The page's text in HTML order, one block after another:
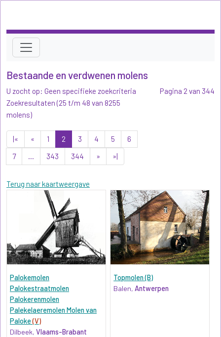
Bestaande en verdwenen molens
U zocht op: Geen specifieke zoekcriteria
Zoekresultaten (25 t/m 48 van 8255
molens)
|« « 1 2 3 4 5
6
7
... 343 344 » »|
Terug naar kaartweergave
Pagina 2 van 344
Palokemolen
Palokestraatmolen
Palokerenmolen
Palekelaeremolen Molen van
Paloke(V)
Dilbeek, Vlaams-Brabant
Topmolen (B)
Balen,Antwerpen